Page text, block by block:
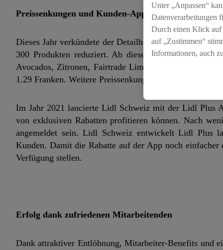
Preissenkungen und Kunden-App
Dieses Jahr verkündete der Detailhändler bereits zwei
300 Produkten reduziert. Ab dieser Woche bietet
Avocados, Zitronen, Fairtrade Limetten und Bananen
1.29 Franken. Weitere Preissenkungen sind bereits in
Im Jahr 2021 lancierte Lidl Schweiz mit der Lidl Plus
von exklusiven Rabatten profitieren können. Nach
angemeldet sein. Lidl Schweiz entwickelt Lidl Plus
Kunden. Damit die Rabatte auf der App noch
Verfügung stellen.
Erfolg dank zufriedenen Mitarbeitenden
Dank attraktiver Entlöhnung, Mitarbeiter-Benefits und
Unter „Anpassen“
Datenverarbeitungen
Durch einen Klick auf
auf „Zustimmen“
Informationen, auch